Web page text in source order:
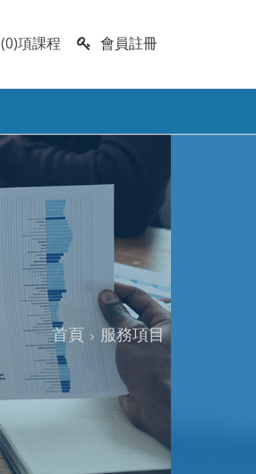
會員註冊
(0)項課程
首頁 服務項目